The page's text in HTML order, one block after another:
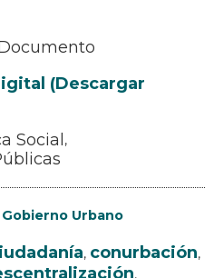
(Descargar
Social
Urbano
, conurbación,